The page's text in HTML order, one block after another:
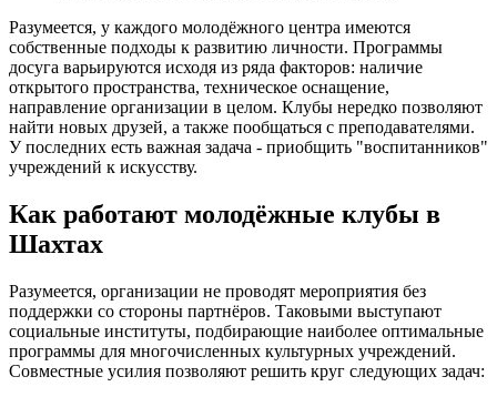
Разумеется, у каждого молодёжного центра имеются
собственные подходы к развитию личности. Программы
досуга варьируются исходя из ряда факторов: наличие
открытого пространства, техническое оснащение,
направление организации в целом. Клубы нередко позволяют
найти новых друзей, а также пообщаться с преподавателями.
У последних есть важная задача - приобщить "воспитанников"
учреждений к искусству.
Как работают молодёжные клубы в
Шахтах
Разумеется, организации не проводят мероприятия без
поддержки со стороны партнёров. Таковыми выступают
социальные институты, подбирающие наиболее оптимальные
программы для многочисленных культурных учреждений.
Совместные усилия позволяют решить круг следующих задач: